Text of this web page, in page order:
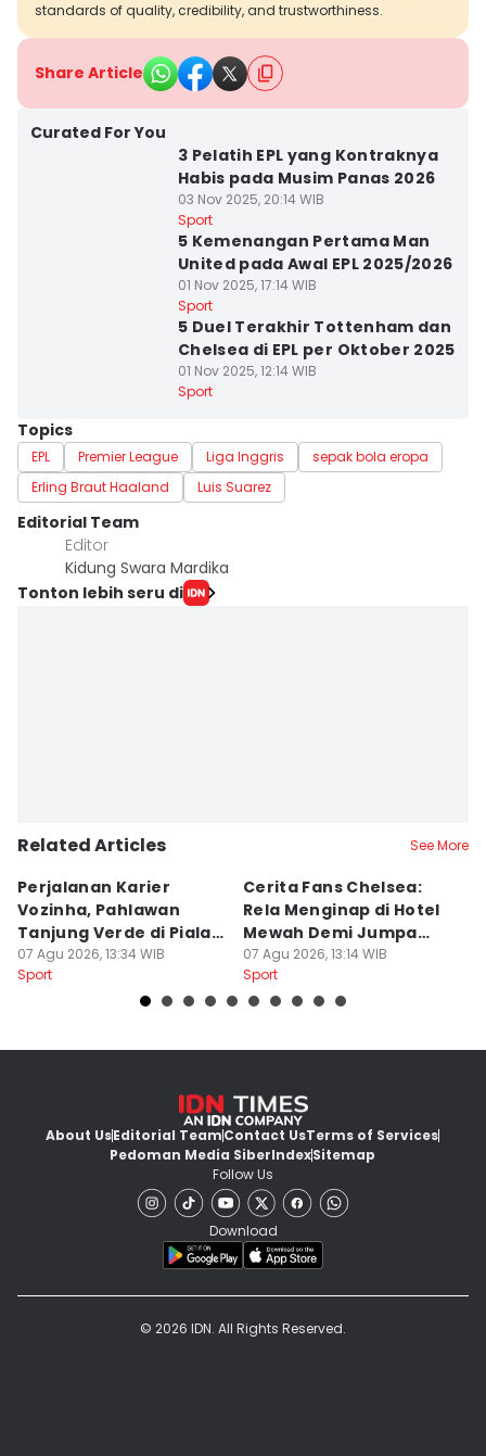
standards of quality, credibility, and trustworthiness.
Share Article
Curated For You
3 Pelatih EPL yang Kontraknya
Habis pada Musim Panas 2026
03 Nov 2025, 20:14 WIB
Sport
5 Kemenangan Pertama Man
United pada Awal EPL 2025/2026
01 Nov 2025, 17:14 WIB
Sport
5 Duel Terakhir Tottenham dan
Chelsea di EPL per Oktober 2025
01 Nov 2025, 12:14 WIB
Sport
Topics
EPL Premier League Liga Inggris
sepak bola eropa
Erling Braut Haaland
Luis Suarez
Editorial Team
Editor
Kidung Swara Mardika
Tonton lebih seru di
Related Articles See More
Perjalanan Karier
Vozinha, Pahlawan
Tanjung Verde di Piala
Dunia 2026
07 Agu 2026, 13:34 WIB
Sport
Cerita Fans Chelsea:
Rela Menginap di Hotel
Mewah Demi Jumpa
Cole Palmer
07 Agu 2026, 13:14 WIB
Sport
About UsEditorial TeamContact UsTerms of Services
Pedoman Media SiberIndexSitemap
Follow Us
Download
© 2026 IDN. All Rights Reserved.